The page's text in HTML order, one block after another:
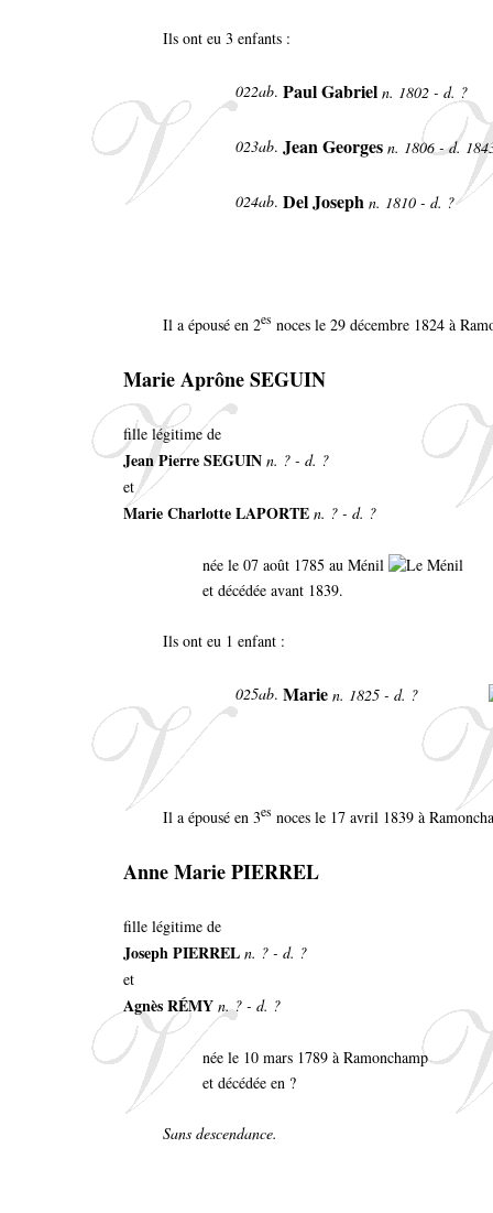
Ils ont eu 3 enfants :
022ab. Paul Gabriel n. 1802 - d. ?
023ab. Jean Georges n. 1806 - d.
024ab. Del Joseph n. 1810 - d. ?
Il a épousé en 2es noces le 29 décembre 1824 à
Marie Aprône SEGUIN
fille légitime de
Jean Pierre SEGUIN n. ? - d. ?
et
Marie Charlotte LAPORTE n. ? - d. ?
née le 07 août 1785 au Ménil
et décédée avant 1839.
Ils ont eu 1 enfant :
025ab. Marie n. 1825 - d. ?
Il a épousé en 3es noces le 17 avril 1839 à
Anne Marie PIERREL
fille légitime de
Joseph PIERREL n. ? - d. ?
et
Agnès RÉMY n. ? - d. ?
née le 10 mars 1789 à Ramonchamp
et décédée en ?
Sans descendance.